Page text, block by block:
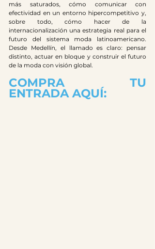
más saturados, cómo comunicar con
efectividad en un entorno hipercompetitivo y,
sobre todo, cómo hacer de la
internacionalización una estrategia real para el
futuro del sistema moda latinoamericano.
Desde Medellín, el llamado es claro: pensar
distinto, actuar en bloque y construir el futuro
de la moda con visión global.
COMPRA TU
ENTRADA AQUÍ: